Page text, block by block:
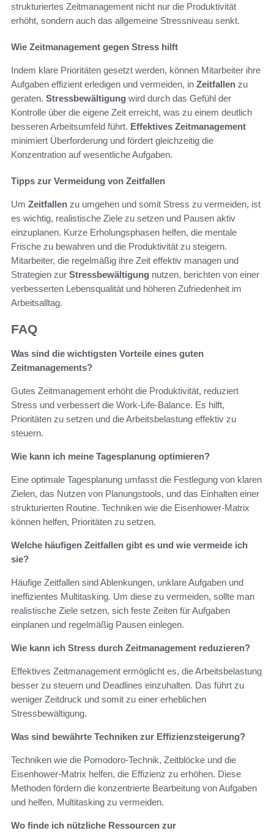
strukturiertes Zeitmanagement nicht nur die Produktivität
erhöht, sondern auch das allgemeine Stressniveau senkt.
Wie Zeitmanagement gegen Stress hilft
Indem klare Prioritäten gesetzt werden, können Mitarbeiter ihre
Aufgaben effizient erledigen und vermeiden, in Zeitfallen zu
geraten. Stressbewältigung wird durch das Gefühl der
Kontrolle über die eigene Zeit erreicht, was zu einem deutlich
besseren Arbeitsumfeld führt. Effektives Zeitmanagement
minimiert Überforderung und fördert gleichzeitig die
Konzentration auf wesentliche Aufgaben.
Tipps zur Vermeidung von Zeitfallen
Um Zeitfallen zu umgehen und somit Stress zu vermeiden, ist
es wichtig, realistische Ziele zu setzen und Pausen aktiv
einzuplanen. Kurze Erholungsphasen helfen, die mentale
Frische zu bewahren und die Produktivität zu steigern.
Mitarbeiter, die regelmäßig ihre Zeit effektiv managen und
Strategien zur Stressbewältigung nutzen, berichten von einer
verbesserten Lebensqualität und höheren Zufriedenheit im
Arbeitsalltag.
FAQ
Was sind die wichtigsten Vorteile eines guten
Zeitmanagements?
Gutes Zeitmanagement erhöht die Produktivität, reduziert
Stress und verbessert die Work-Life-Balance. Es hilft,
Prioritäten zu setzen und die Arbeitsbelastung effektiv zu
steuern.
Wie kann ich meine Tagesplanung optimieren?
Eine optimale Tagesplanung umfasst die Festlegung von klaren
Zielen, das Nutzen von Planungstools, und das Einhalten einer
strukturierten Routine. Techniken wie die Eisenhower-Matrix
können helfen, Prioritäten zu setzen.
Welche häufigen Zeitfallen gibt es und wie vermeide ich
sie?
Häufige Zeitfallen sind Ablenkungen, unklare Aufgaben und
ineffizientes Multitasking. Um diese zu vermeiden, sollte man
realistische Ziele setzen, sich feste Zeiten für Aufgaben
einplanen und regelmäßig Pausen einlegen.
Wie kann ich Stress durch Zeitmanagement reduzieren?
Effektives Zeitmanagement ermöglicht es, die Arbeitsbelastung
besser zu steuern und Deadlines einzuhalten. Das führt zu
weniger Zeitdruck und somit zu einer erheblichen
Stressbewältigung.
Was sind bewährte Techniken zur Effizienzsteigerung?
Techniken wie die Pomodoro-Technik, Zeitblöcke und die
Eisenhower-Matrix helfen, die Effizienz zu erhöhen. Diese
Methoden fördern die konzentrierte Bearbeitung von Aufgaben
und helfen, Multitasking zu vermeiden.
Wo finde ich nützliche Ressourcen zur